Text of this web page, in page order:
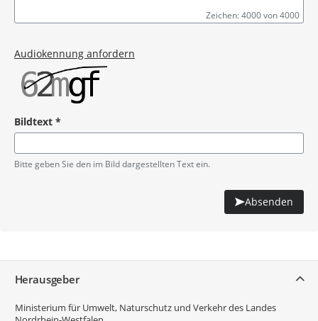
Zeichen: 4000 von 4000
Audiokennung anfordern
Bildtext *
Pflichtangabe
Bitte geben Sie den im Bild dargestellten Text ein.
Absenden
Herausgeber
Ministerium für Umwelt, Naturschutz und Verkehr des Landes